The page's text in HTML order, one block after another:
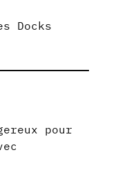
Docks
pour